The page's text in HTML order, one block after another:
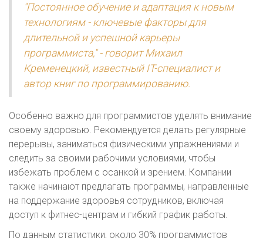
"Постоянное обучение и адаптация к новым
технологиям - ключевые факторы для
длительной и успешной карьеры
программиста," - говорит Михаил
Кременецкий, известный IT-специалист и
автор книг по программированию.
Особенно важно для программистов уделять внимание
своему здоровью. Рекомендуется делать регулярные
перерывы, заниматься физическими упражнениями и
следить за своими рабочими условиями, чтобы
избежать проблем с осанкой и зрением. Компании
также начинают предлагать программы, направленные
на поддержание здоровья сотрудников, включая
доступ к фитнес-центрам и гибкий график работы.
По данным статистики, около 30% программистов